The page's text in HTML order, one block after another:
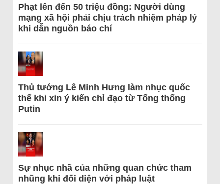
Phạt lên đến 50 triệu đồng: Người dùng
mạng xã hội phải chịu trách nhiệm pháp lý
khi dẫn nguồn báo chí
Thủ tướng Lê Minh Hưng làm nhục quốc
thể khi xin ý kiến chỉ đạo từ Tổng thống
Putin
Sự nhục nhã của những quan chức tham
nhũng khi đối diện với pháp luật